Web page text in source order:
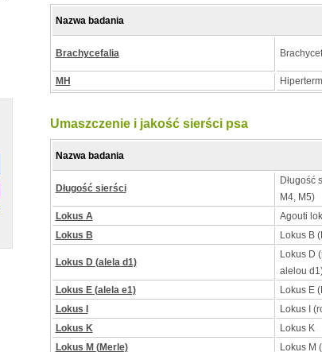
Nazwa badania
Brachycefalia
MH
Umaszczenie i jakość sierści psa
Nazwa badania
Długość sierści
Długość
M4, M5)
Lokus A Agouti
Lokus B
Lokus B
Lokus D (alela d1)
Lokus D
alelou
Lokus E (alela e1) Lokus E
Lokus I
Lokus I
Lokus K
Lokus K
Lokus M (Merle)
Lokus M